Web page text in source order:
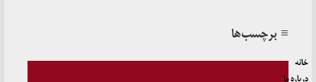
≡ برچسب‌ها
خانه